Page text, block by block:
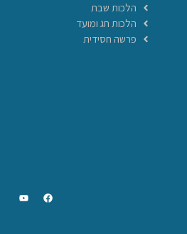
הלכות שבת
הלכות חג ומועד
פרשה חסידית